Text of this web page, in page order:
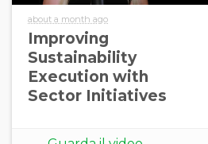
about a month ago
Improving
Sustainability
Execution with
Sector Initiatives